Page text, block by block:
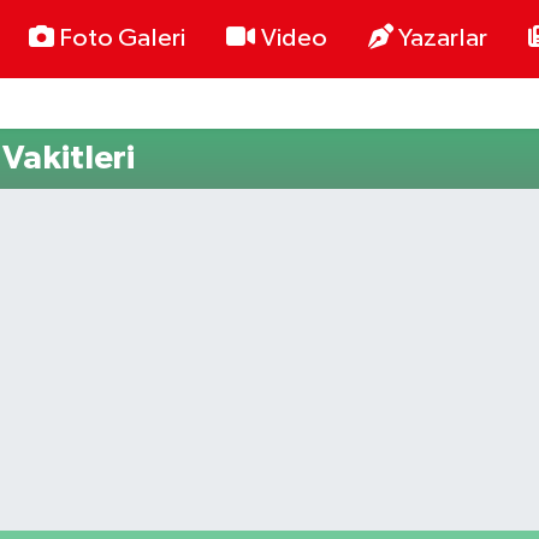
Foto Galeri Video Yazarlar
Vakitleri